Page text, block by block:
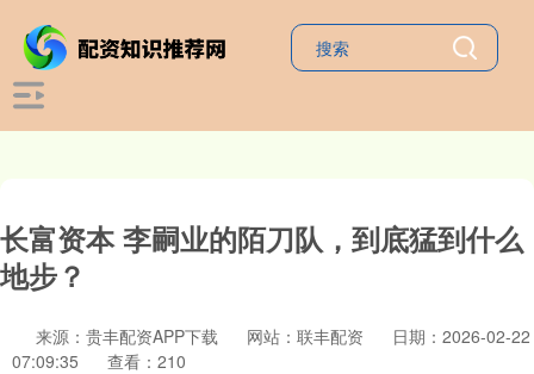
长富资本 李嗣业的陌刀队，到底猛到什么
地步？
来源：贵丰配资APP下载 网站：联丰配资
日期：2026-02-22
07:09:35
查看：210